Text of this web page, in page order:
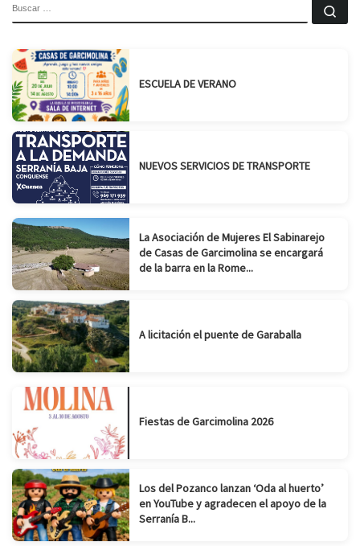
ESCUELA DE VERANO
NUEVOS SERVICIOS DE TRANSPORTE
La Asociación de Mujeres El Sabinarejo
de Casas de Garcimolina se encargará
de la barra en la Rome...
A licitación el puente de Garaballa
Fiestas de Garcimolina 2026
Los del Pozanco lanzan ‘Oda al huerto’
en YouTube y agradecen el apoyo de la
Serranía B...